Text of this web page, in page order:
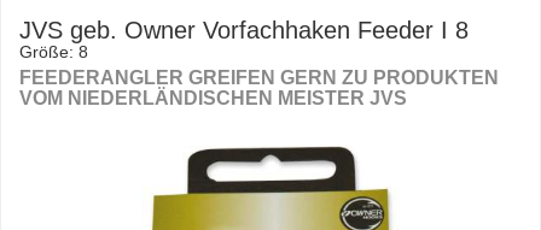
JVS geb. Owner Vorfachhaken Feeder I 8
Größe: 8
FEEDERANGLER GREIFEN GERN ZU PRODUKTEN
VOM NIEDERLÄNDISCHEN MEISTER JVS